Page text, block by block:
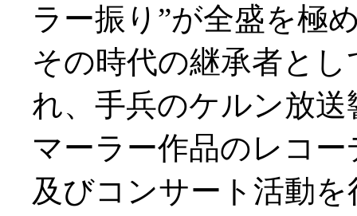
ラー振り”が全盛を極
その時代の継承者と
れ、手兵のケルン放
マーラー作品のレコ
及びコンサート活動